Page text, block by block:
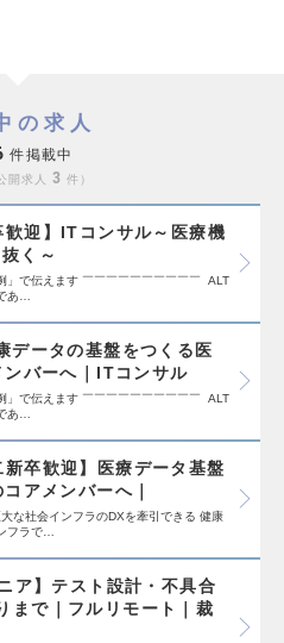
の求人
件掲載中
開求人 3 件
歓迎】ITコンサル～医療機
く～
」で伝えます ￣￣￣￣￣￣￣￣￣￣ ALT
あ…
データの基盤をつくる医
バーへ｜ITコンサル
」で伝えます ￣￣￣￣￣￣￣￣￣￣ ALT
あ…
新卒歓迎】医療データ基盤
アメンバーへ｜
な社会インフラのDXを牽引できる 健康
フラで…
ア】テスト設計・不具合
まで｜フルリモート｜裁